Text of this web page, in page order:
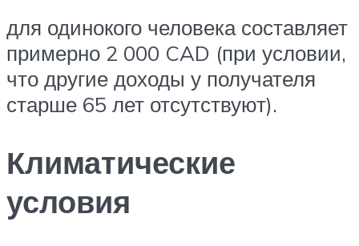
для одинокого человека составляет
примерно 2 000 CAD (при условии,
что другие доходы у получателя
старше 65 лет отсутствуют).
Климатические
условия